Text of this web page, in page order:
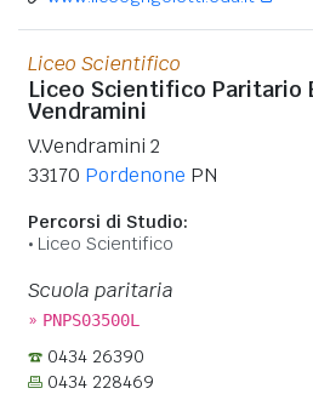
Liceo Scientifico
Liceo Scientifico Paritario
Vendramini
V.Vendramini 2
33170 Pordenone PN
Percorsi di Studio:
Liceo Scientifico
Scuola paritaria
» PNPS03500L
0434 26390
0434 228469